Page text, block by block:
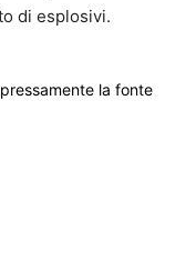
di esplosivi.
la fonte